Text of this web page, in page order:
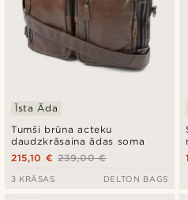
Tumši brūna acteku
daudzkrāsaina ādas soma
Īsta Āda
239,00 €
215,10 €
3 KRĀSAS DELTON BAGS